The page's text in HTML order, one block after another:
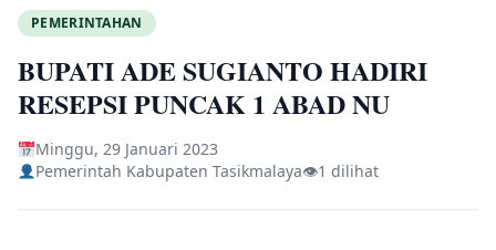
PEMERINTAHAN
BUPATI ADE SUGIANTO HADIRI
RESEPSI PUNCAK 1 ABAD NU
Minggu, 29 Januari 2023
Pemerintah Kabupaten Tasikmalaya👁1 dilihat